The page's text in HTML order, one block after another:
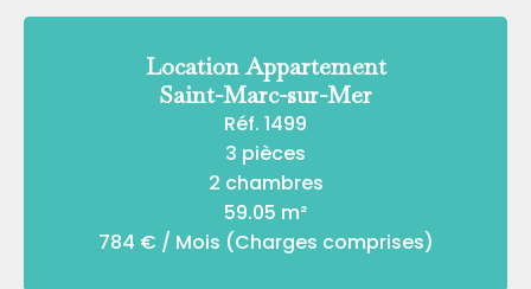
Location Appartement
Saint-Marc-sur-Mer
Réf. 1499
3 pièces
2 chambres
59.05 m²
784 € / Mois (Charges comprises)